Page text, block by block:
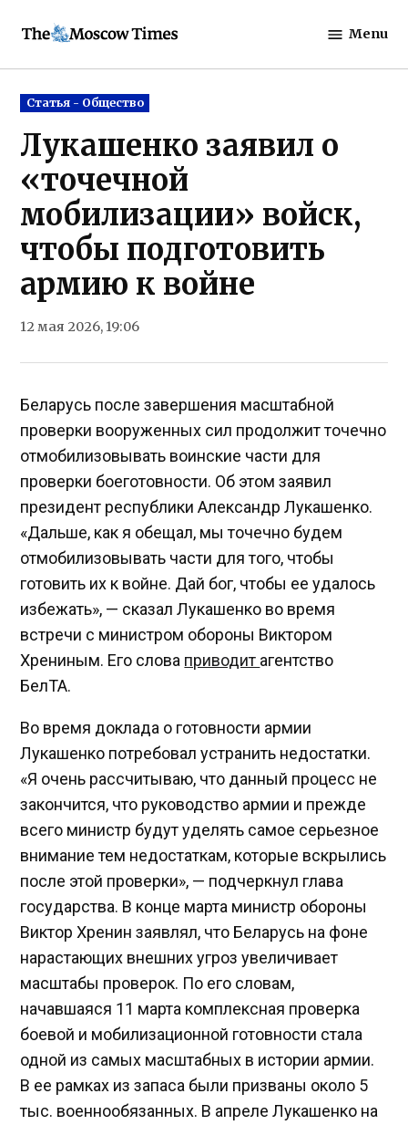
Moscow
Menu
Posted
in
Статья - Общество
Лукашенко заявил о
«точечной
мобилизации» войск,
чтобы подготовить
армию к войне
12 мая 2026, 19:06
Беларусь после завершения масштабной
проверки вооруженных сил продолжит точечно
отмобилизовывать воинские части для
проверки боеготовности. Об этом заявил
президент республики Александр Лукашенко.
«Дальше, как я обещал, мы точечно будем
отмобилизовывать части для того, чтобы
готовить их к войне. Дай бог, чтобы ее удалось
избежать», — сказал Лукашенко во время
встречи с министром обороны Виктором
Хрениным. Его слова приводит агентство
БелТА.
Во время доклада о готовности армии
Лукашенко потребовал устранить недостатки.
«Я очень рассчитываю, что данный процесс не
закончится, что руководство армии и прежде
всего министр будут уделять самое серьезное
внимание тем недостаткам, которые вскрылись
после этой проверки», — подчеркнул глава
государства. В конце марта министр обороны
Виктор Хренин заявлял, что Беларусь на фоне
нарастающих внешних угроз увеличивает
масштабы проверок. По его словам,
начавшаяся 11 марта комплексная проверка
боевой и мобилизационной готовности стала
одной из самых масштабных в истории армии.
В ее рамках из запаса были призваны около 5
тыс. военнообязанных. В апреле Лукашенко на